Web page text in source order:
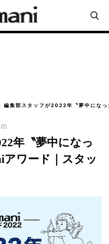
編集部スタッフが2022年〝夢中にな
年〝夢中になっ
アワード｜スタッ